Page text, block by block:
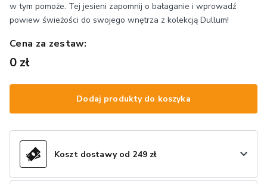
w tym pomoże. Tej jesieni zapomnij o bałaganie i wprowadź
powiew świeżości do swojego wnętrza z kolekcją Dullum!
Cena za zestaw:
0 zł
Dodaj produkty do koszyka
Koszt dostawy od 249 zł